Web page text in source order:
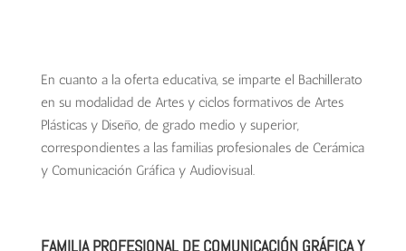
En cuanto a la oferta educativa, se imparte el Bachillerato
en su modalidad de Artes y ciclos formativos de Artes
Plásticas y Diseño, de grado medio y superior,
correspondientes a las familias profesionales de Cerámica
y Comunicación Gráfica y Audiovisual.
FAMILIA PROFESIONAL DE COMUNICACIÓN GRÁFICA Y